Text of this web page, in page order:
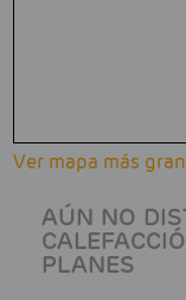
Ver mapa más
AÚN NO
PLANES